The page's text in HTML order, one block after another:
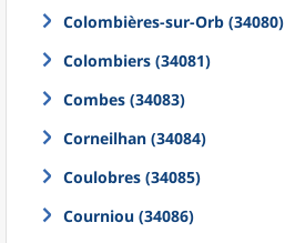
Colombières-sur-Orb (34080)
Colombiers (34081)
Combes (34083)
Corneilhan (34084)
Coulobres (34085)
Courniou (34086)